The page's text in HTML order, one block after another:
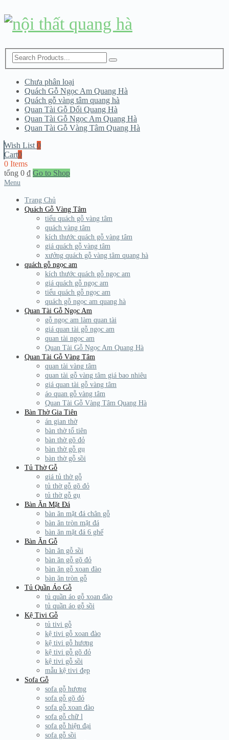
Chưa phân loại
Quách Gỗ Ngọc Am Quang Hà
Quách gỗ vàng tâm quang hà
Quan Tài Gỗ Dổi Quang Hà
Quan Tài Gỗ Ngọc Am Quang Hà
Quan Tài Gỗ Vàng Tâm Quang Hà
Wish List 0
Cart0
0 Items
tổng 0 ₫ Go to Shop
Menu
Trang Chủ
Quách Gỗ Vàng Tâm
tiểu quách gỗ vàng tâm
quách vàng tâm
kích thước quách gỗ vàng tâm
giá quách gỗ vàng tâm
xưởng quách gỗ vàng tâm quang hà
quách gỗ ngọc am
kích thước quách gỗ ngọc am
giá quách gỗ ngọc am
tiểu quách gỗ ngọc am
quách gỗ ngọc am quang hà
Quan Tài Gỗ Ngọc Am
gỗ ngọc am làm quan tài
giá quan tài gỗ ngọc am
quan tài ngọc am
Quan Tài Gỗ Ngọc Am Quang Hà
Quan Tài Gỗ Vàng Tâm
quan tài vàng tâm
quan tài gỗ vàng tâm giá bao nhiêu
giá quan tài gỗ vàng tâm
áo quan gỗ vàng tâm
Quan Tài Gỗ Vàng Tâm Quang Hà
Bàn Thờ Gia Tiên
án gian thờ
bàn thờ tổ tiên
bàn thờ gõ đỏ
bàn thờ gỗ gụ
bàn thờ gỗ sồi
Tủ Thờ Gỗ
giá tủ thờ gỗ
tủ thờ gỗ gõ đỏ
tủ thờ gỗ gụ
Bàn Ăn Mặt Đá
bàn ăn mặt đá chân gỗ
bàn ăn tròn mặt đá
bàn ăn mặt đá 6 ghế
Bàn Ăn Gỗ
bàn ăn gỗ sồi
bàn ăn gỗ gõ đỏ
bàn ăn gỗ xoan đào
bàn ăn tròn gỗ
Tủ Quần Áo Gỗ
tủ quần áo gỗ xoan đào
tủ quần áo gỗ sồi
Kệ Tivi Gỗ
tủ tivi gỗ
kệ tivi gỗ xoan đào
kệ tivi gỗ hương
kệ tivi gỗ gõ đỏ
kệ tivi gỗ sồi
mẫu kệ tivi đẹp
Sofa Gỗ
sofa gỗ hương
sofa gỗ gõ đỏ
sofa gỗ xoan đào
sofa gỗ chữ l
sofa gỗ hiện đại
sofa gỗ sồi